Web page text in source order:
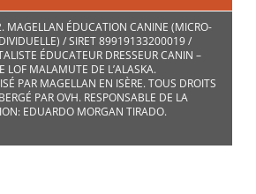
MAGELLAN ÉDUCATION CANINE (MICRO-
/ SIRET 89919133200019 /
ÉDUCATEUR DRESSEUR CANIN –
LOF MALAMUTE DE L’ALASKA.
PAR MAGELLAN EN ISÈRE. TOUS DROITS
PAR OVH. RESPONSABLE DE LA
EDUARDO MORGAN TIRADO.